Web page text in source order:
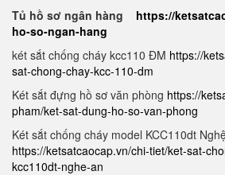
Tủ hồ sơ ngân hàng https://
ho-so-ngan-hang
két sắt chống cháy kcc110 ĐM https://
sat-chong-chay-kcc-110-dm
Két sắt đựng hồ sơ văn phòng https://
pham/ket-sat-dung-ho-so-van-phong
Két sắt chống cháy model KCC110dt
https://ketsatcaocap.vn/chi-tiet/ket-sat-
kcc110dt-nghe-an